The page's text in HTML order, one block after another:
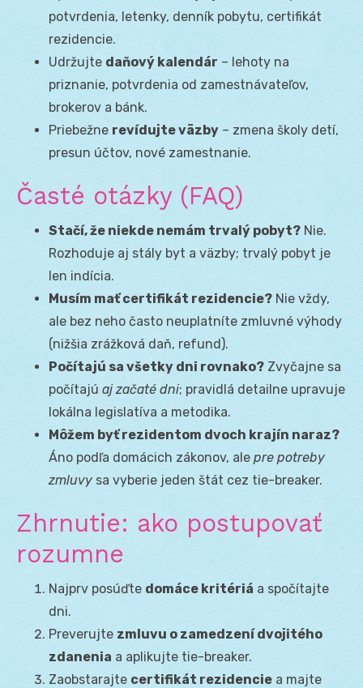
potvrdenia, letenky, denník pobytu, certifikát
rezidencie.
Udržujte daňový kalendár – lehoty na
priznanie, potvrdenia od zamestnávateľov,
brokerov a bánk.
Priebežne revídujte väzby – zmena školy detí,
presun účtov, nové zamestnanie.
Časté otázky (FAQ)
Stačí, že niekde nemám trvalý pobyt? Nie.
Rozhoduje aj stály byt a väzby; trvalý pobyt je
len indícia.
Musím mať certifikát rezidencie? Nie vždy,
ale bez neho často neuplatníte zmluvné výhody
(nižšia zrážková daň, refund).
Počítajú sa všetky dni rovnako? Zvyčajne sa
počítajú aj začaté dni; pravidlá detailne upravuje
lokálna legislatíva a metodika.
Môžem byť rezidentom dvoch krajín naraz?
Áno podľa domácich zákonov, ale pre potreby
zmluvy sa vyberie jeden štát cez tie-breaker.
Zhrnutie: ako postupovať
rozumne
Najprv posúďte domáce kritériá a spočítajte
dni.
Preverujte zmluvu o zamedzení dvojitého
zdanenia a aplikujte tie-breaker.
Zaobstarajte certifikát rezidencie a majte